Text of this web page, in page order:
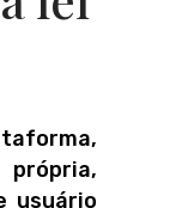
usuário